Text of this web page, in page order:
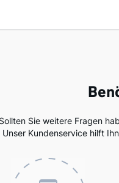
Sollten Sie weitere Fragen
Unser Kundenservice hilft